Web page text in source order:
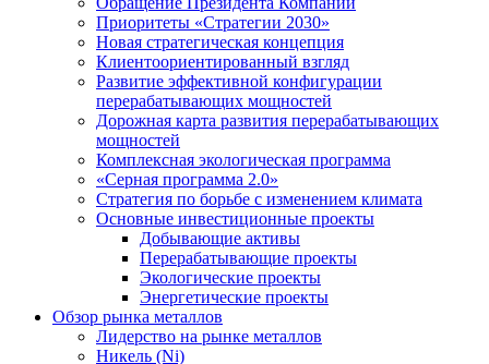
Приоритеты «Стратегии 2030»
Новая стратегическая концепция
Клиентоориентированный взгляд
Развитие эффективной конфигурации
перерабатывающих мощностей
Дорожная карта развития перерабатывающих
мощностей
Комплексная экологическая программа
«Серная программа 2.0»
Стратегия по борьбе с изменением климата
Основные инвестиционные проекты
Добывающие активы
Перерабатывающие проекты
Экологические проекты
Энергетические проекты
Обзор рынка металлов
Лидерство на рынке металлов
Никель (Ni)